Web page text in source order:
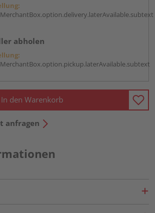
abholen
In den Warenkorb
anfragen